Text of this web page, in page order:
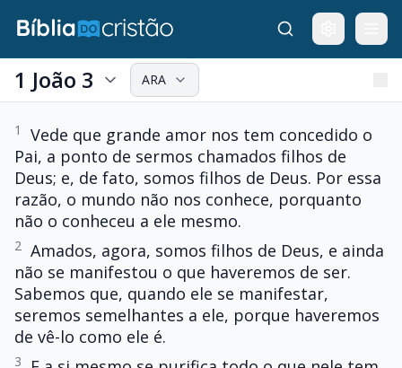
1 João 3 ARA
1
Vede que grande amor nos tem concedido o
Pai, a ponto de sermos chamados filhos de
Deus; e, de fato, somos filhos de Deus. Por essa
razão, o mundo não nos conhece, porquanto
não o conheceu a ele mesmo.
2 Amados, agora, somos filhos de Deus, e ainda
não se manifestou o que haveremos de ser.
Sabemos que, quando ele se manifestar,
seremos semelhantes a ele, porque haveremos
de vê-lo como ele é.
3